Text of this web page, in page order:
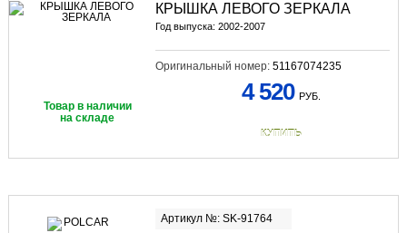
КРЫШКА ЛЕВОГО ЗЕРКАЛА
Год выпуска: 2002-2007
Оригинальный номер: 51167074235
Товар в наличии
на складе
4 520 РУБ.
КУПИТЬ
Артикул №: SK-91764